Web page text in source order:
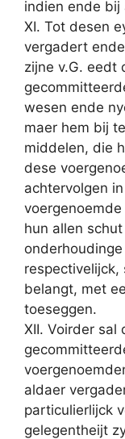
indien ende bij
XI. Tot desen
vergadert
zijne v.G. eedt
wesen ende
maer hem bij
middelen, die
dese
achtervolgen
hun allen
respectivelijck,
belangt, met
toeseggen.
XII. Voirder sal
aldaer
particulierlijck
gelegentheijt